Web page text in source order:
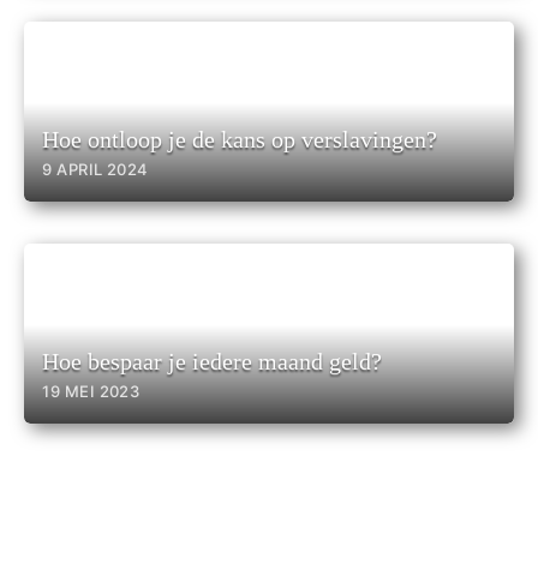
Hoe ontloop je de kans op verslavingen?
9 APRIL 2024
Hoe bespaar je iedere maand geld?
19 MEI 2023